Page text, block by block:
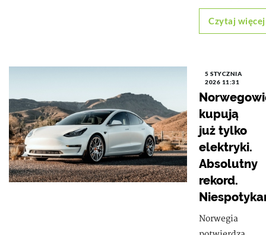
Czytaj więcej
5 STYCZNIA
2026 11:31
kupują
już tylko
elektryki.
Absolutny
rekord.
Norwegia